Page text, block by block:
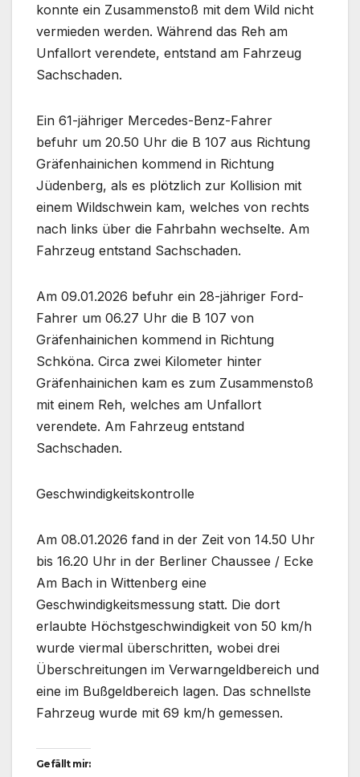
konnte ein Zusammenstoß mit dem Wild nicht
vermieden werden. Während das Reh am
Unfallort verendete, entstand am Fahrzeug
Sachschaden.
Ein 61-jähriger Mercedes-Benz-Fahrer
befuhr um 20.50 Uhr die B 107 aus Richtung
Gräfenhainichen kommend in Richtung
Jüdenberg, als es plötzlich zur Kollision mit
einem Wildschwein kam, welches von rechts
nach links über die Fahrbahn wechselte. Am
Fahrzeug entstand Sachschaden.
Am 09.01.2026 befuhr ein 28-jähriger Ford-
Fahrer um 06.27 Uhr die B 107 von
Gräfenhainichen kommend in Richtung
Schköna. Circa zwei Kilometer hinter
Gräfenhainichen kam es zum Zusammenstoß
mit einem Reh, welches am Unfallort
verendete. Am Fahrzeug entstand
Sachschaden.
Geschwindigkeitskontrolle
Am 08.01.2026 fand in der Zeit von 14.50 Uhr
bis 16.20 Uhr in der Berliner Chaussee / Ecke
Am Bach in Wittenberg eine
Geschwindigkeitsmessung statt. Die dort
erlaubte Höchstgeschwindigkeit von 50 km/h
wurde viermal überschritten, wobei drei
Überschreitungen im Verwarngeldbereich und
eine im Bußgeldbereich lagen. Das schnellste
Fahrzeug wurde mit 69 km/h gemessen.
Gefällt mir: